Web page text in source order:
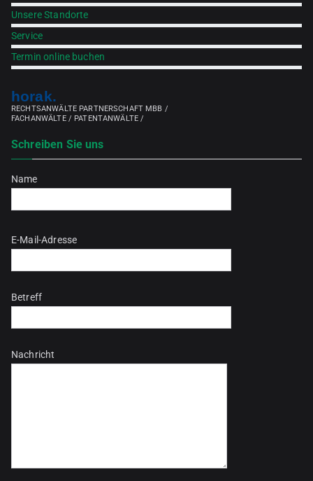
Unsere Standorte
Service
Termin online buchen
horak.
RECHTSANWÄLTE PARTNERSCHAFT MBB /
FACHANWÄLTE / PATENTANWÄLTE /
Schreiben Sie uns
Name
E-Mail-Adresse
Betreff
Nachricht